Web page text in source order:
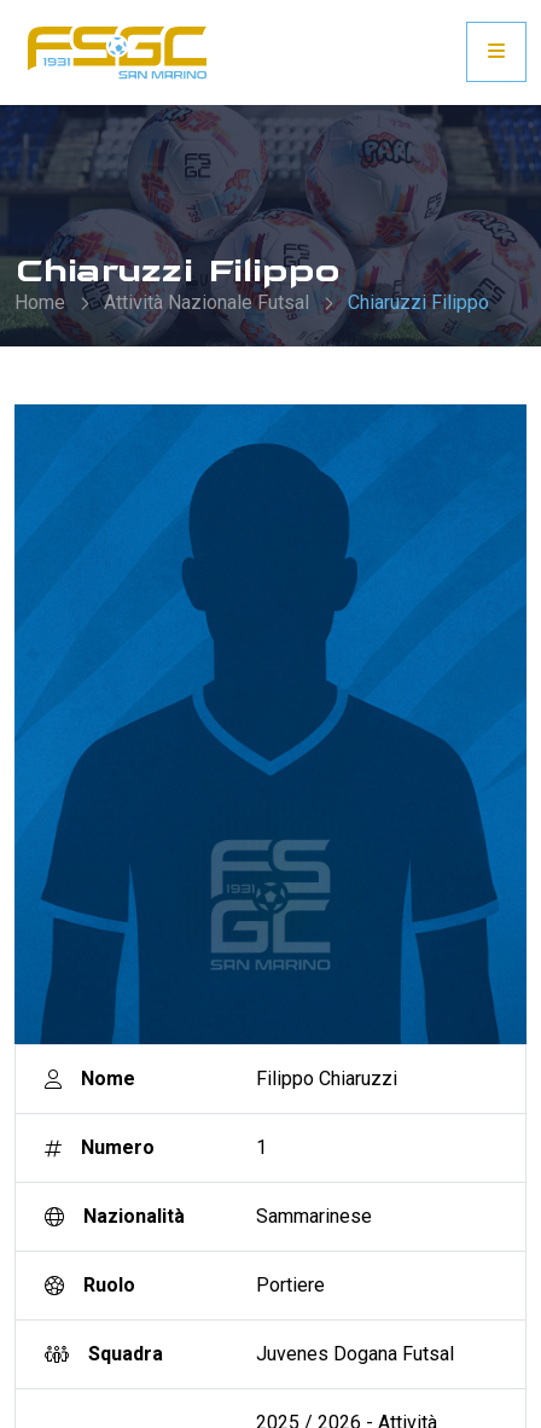
Chiaruzzi Filippo
Home Attività Nazionale Futsal Chiaruzzi Filippo
Nome Filippo Chiaruzzi
Numero 1
Nazionalità Sammarinese
Ruolo Portiere
Squadra Juvenes Dogana Futsal
2025 / 2026 - Attività